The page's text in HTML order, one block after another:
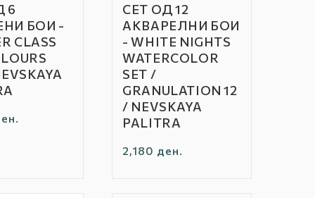
6
БОИ -
CLASS
/
Бренд:
СЕТ ОД 12
АКВАРЕЛНИ БОИ
- WHITE NIGHTS
WATERCOLOR
SET /
GRANULATION 12
/ NEVSKAYA
PALITRA
Редовна
2,180 ден.